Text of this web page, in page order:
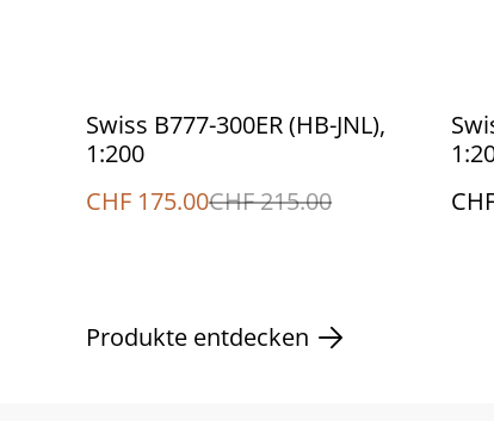
%
Swiss B777-300ER (HB-JNL),
1:200
CHF 175.00CHF 215.00
Produkte entdecken